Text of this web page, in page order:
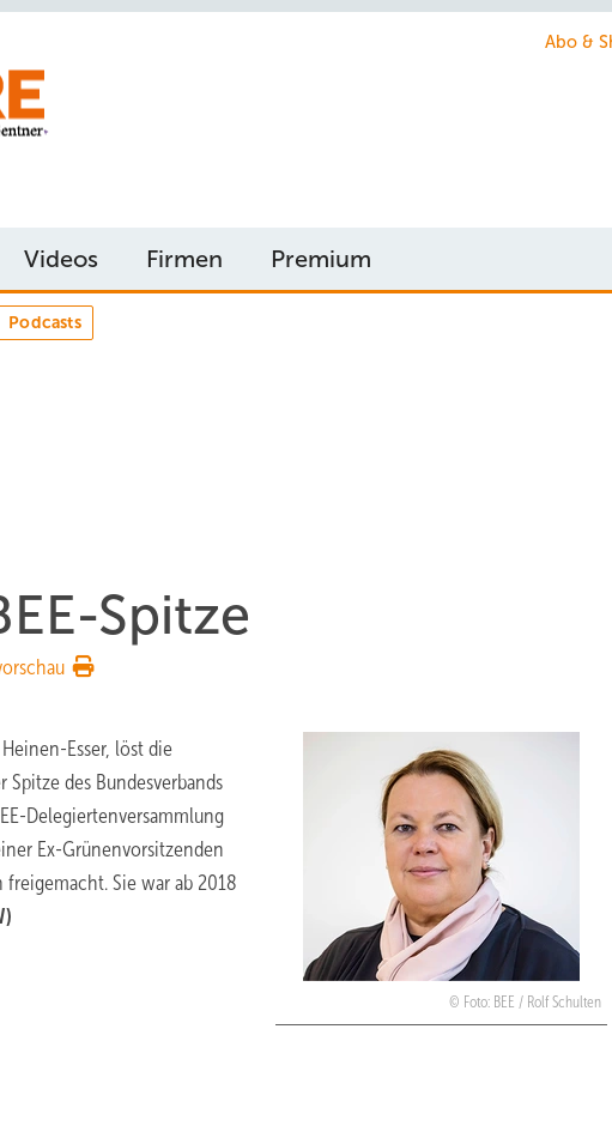
Abo &
Videos Firmen Premium
Podcasts
Spitze
Foto: BEE / Rolf Schulten
Esser, löst die
des Bundesverbands
Delegiertenversammlung
Ex-Grünenvorsitzenden
Sie war ab 2018